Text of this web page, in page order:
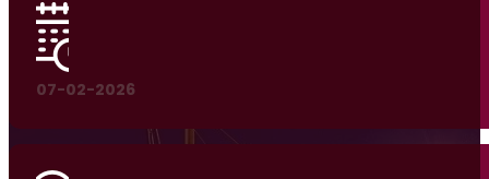
07-02-2026